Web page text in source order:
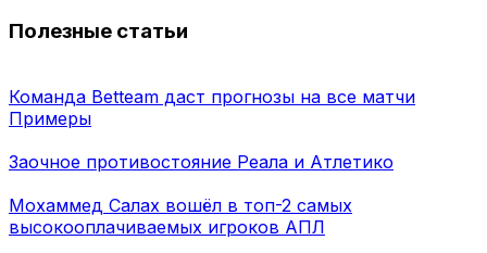
Полезные статьи
Команда Betteam даст прогнозы на все матчи
Примеры
Заочное противостояние Реала и Атлетико
Мохаммед Салах вошёл в топ-2 самых
высокооплачиваемых игроков АПЛ